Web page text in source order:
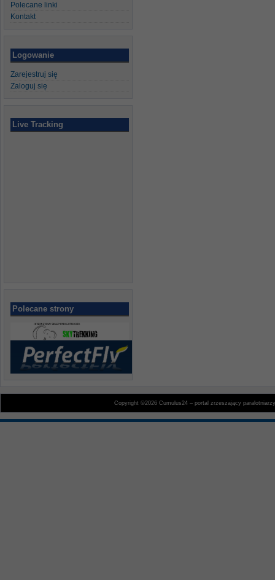
Polecane linki
Kontakt
Logowanie
Zarejestruj się
Zaloguj się
Live Tracking
Polecane strony
Copyright ©2026 Cumulus24 – portal zrzeszający